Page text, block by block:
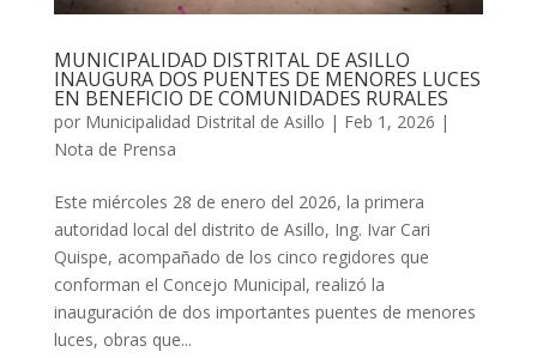
MUNICIPALIDAD DISTRITAL DE ASILLO
INAUGURA DOS PUENTES DE MENORES LUCES
EN BENEFICIO DE COMUNIDADES RURALES
por Municipalidad Distrital de Asillo | Feb 1, 2026 |
Nota de Prensa
Este miércoles 28 de enero del 2026, la primera
autoridad local del distrito de Asillo, Ing. Ivar Cari
Quispe, acompañado de los cinco regidores que
conforman el Concejo Municipal, realizó la
inauguración de dos importantes puentes de menores
luces, obras que...